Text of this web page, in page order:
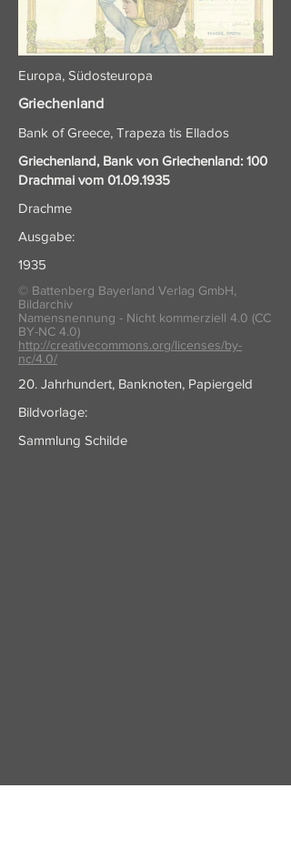
Europa, Südosteuropa
Griechenland
Bank of Greece, Trapeza tis Ellados
Griechenland, Bank von Griechenland: 100
Drachmai vom 01.09.1935
Drachme
Ausgabe:
1935
© Battenberg Bayerland Verlag GmbH,
Bildarchiv
Namensnennung - Nicht kommerziell 4.0 (CC
BY-NC 4.0)
http://creativecommons.org/licenses/by-
nc/4.0/
20. Jahrhundert, Banknoten, Papiergeld
Bildvorlage:
Sammlung Schilde